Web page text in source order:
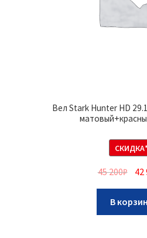
Вел Stark Hunter HD
45 200₽ 42
В